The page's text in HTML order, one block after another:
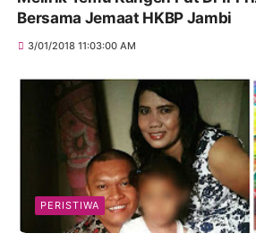
Bersama Jemaat HKBP Jambi
3/01/2018 11:03:00 AM
PERISTIWA